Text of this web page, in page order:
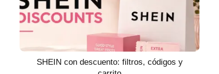
SHEIN con descuento: filtros, códigos y